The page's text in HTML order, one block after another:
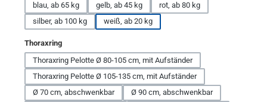
blau, ab 65 kg
gelb, ab 45 kg
rot, ab 80 kg
silber, ab 100 kg
weiß, ab 20 kg
Thoraxringauswählen
Thoraxring Pelotte Ø 80-105 cm, mit Aufständer
Thoraxring Pelotte Ø 105-135 cm, mit Aufständer
Ø 70 cm, abschwenkbar
Ø 90 cm, abschwenkbar